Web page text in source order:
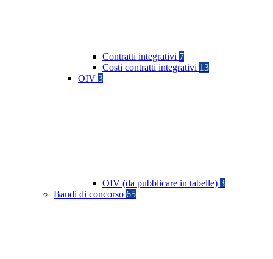
Contratti integrativi 7
Costi contratti integrativi 13
OIV 3
OIV (da pubblicare in tabelle) 3
Bandi di concorso 65